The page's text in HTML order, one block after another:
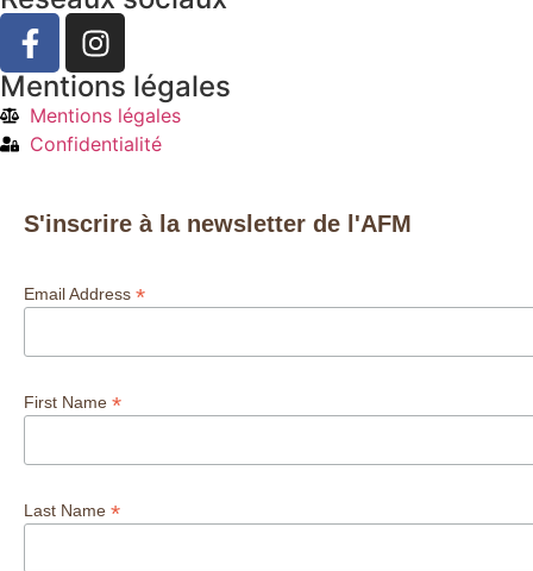
Mentions légales
Mentions légales
Confidentialité
S'inscrire à la newsletter de l'AFM
Email Address *
First Name *
Last Name *